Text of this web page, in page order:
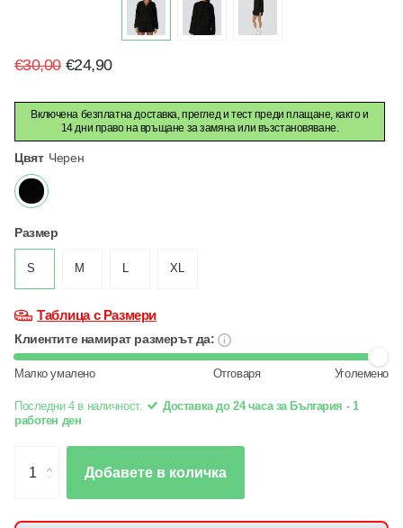
€30,00 €24,90
Включена безплатна доставка, преглед и тест преди плащане, както и
14 дни право на връщане за замяна или възстановяване.
Цвят Черен
Размер
S M L XL
Таблица с Размери
Клиентите намират размерът да:
Малко умалено Отговаря Уголемено
Последни 4 в наличност.
Доставка до 24 часа за България - 1
работен ден
Добавете в количка